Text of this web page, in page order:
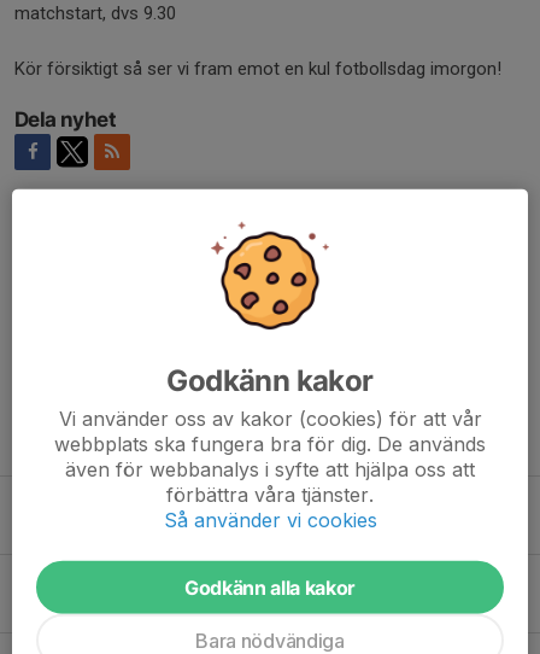
matchstart, dvs 9.30
Kör försiktigt så ser vi fram emot en kul fotbollsdag imorgon!
Dela nyhet
13 jun 2025
Lycka till imorgon! :)
Tidigare nyheter
BD-open 7-9/8
30 jul, 13:08 0
Kråkcupen 11/7
Godkänn kakor
Vi använder oss av kakor (cookies) för att vår
webbplats ska fungera bra för dig. De används
även för webbanalys i syfte att hjälpa oss att
förbättra våra tjänster.
Så använder vi cookies
Godkänn alla kakor
Bara nödvändiga